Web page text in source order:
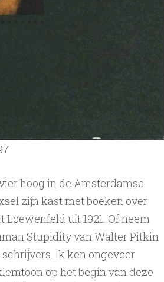
hoog in de Amsterdamse
zijn kast met boeken over
Loewenfeld uit 1921. Of neem
Stupidity van Walter Pitkin
Ik ken ongeveer
op het begin van deze